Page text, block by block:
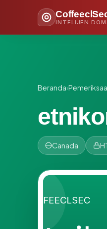
INTELIJEN
Beranda›
Canada